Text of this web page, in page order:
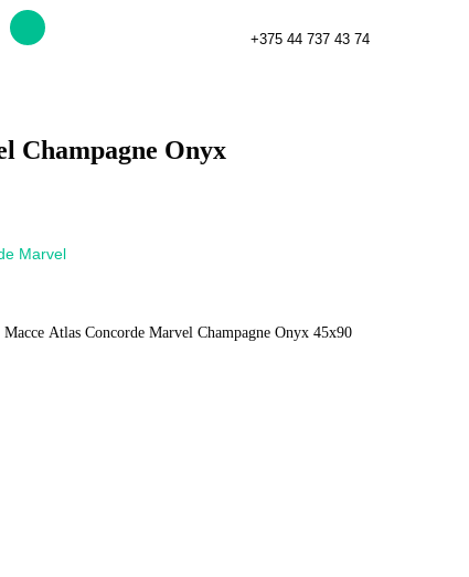
Champagne Onyx
Marvel
Atlas Concorde Marvel Champagne Onyx 45x90